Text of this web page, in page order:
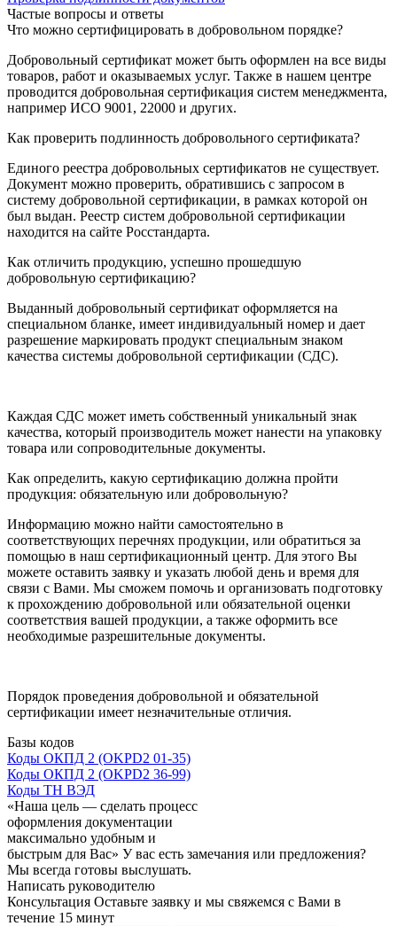
Частые вопросы и ответы
Что можно сертифицировать в добровольном порядке?
Добровольный сертификат может быть оформлен на все виды
товаров, работ и оказываемых услуг. Также в нашем центре
проводится добровольная сертификация систем менеджмента,
например ИСО 9001, 22000 и других.
Как проверить подлинность добровольного сертификата?
Единого реестра добровольных сертификатов не существует.
Документ можно проверить, обратившись с запросом в
систему добровольной сертификации, в рамках которой он
был выдан. Реестр систем добровольной сертификации
находится на сайте Росстандарта.
Как отличить продукцию, успешно прошедшую
добровольную сертификацию?
Выданный добровольный сертификат оформляется на
специальном бланке, имеет индивидуальный номер и дает
разрешение маркировать продукт специальным знаком
качества системы добровольной сертификации (СДС).
Каждая СДС может иметь собственный уникальный знак
качества, который производитель может нанести на упаковку
товара или сопроводительные документы.
Как определить, какую сертификацию должна пройти
продукция: обязательную или добровольную?
Информацию можно найти самостоятельно в
соответствующих перечнях продукции, или обратиться за
помощью в наш сертификационный центр. Для этого Вы
можете оставить заявку и указать любой день и время для
связи с Вами. Мы сможем помочь и организовать подготовку
к прохождению добровольной или обязательной оценки
соответствия вашей продукции, а также оформить все
необходимые разрешительные документы.
Порядок проведения добровольной и обязательной
сертификации имеет незначительные отличия.
Базы кодов
Коды ОКПД 2 (OKPD2 01-35)
Коды ОКПД 2 (OKPD2 36-99)
Коды ТН ВЭД
«Наша цель — сделать процесс
оформления документации
максимально удобным и
быстрым для Вас» У вас есть замечания или предложения?
Мы всегда готовы выслушать.
Написать руководителю
Консультация Оставьте заявку и мы свяжемся с Вами в
течение 15 минут